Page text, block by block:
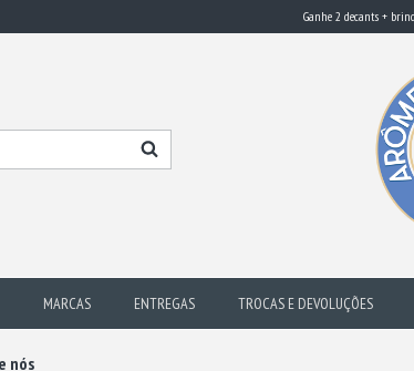
Ganhe 2 decants +
MARCAS ENTREGAS TROCAS E DEVOLUÇÕES
nós